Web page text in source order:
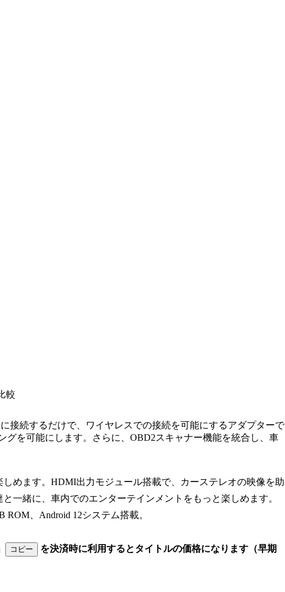
較
接続するだけで、ワイヤレスでの接続を可能にするアダプターで
グを可能にします。さらに、OBD2スキャナー機能を統合し、車
めます。HDMI出力モジュール搭載で、カーステレオの映像を助
一緒に、車内でのエンターテインメントをもっと楽しめます。
、Android 12システム搭載。
コピー
を決済時に利用するとタイトルの価格になります（早期